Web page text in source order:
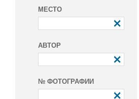
МЕСТО
АВТОР
№ ФОТОГРАФИИ